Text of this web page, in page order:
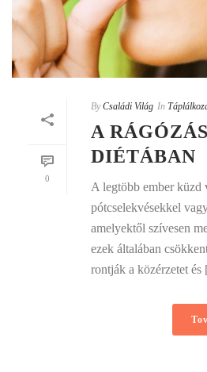
0
By Családi Világ In
A
DIÉTÁBAN
A legtöbb ember küzd
pótcselekvésekkel
amelyektől szívesen
ezek általában
rontják a közérzetet és